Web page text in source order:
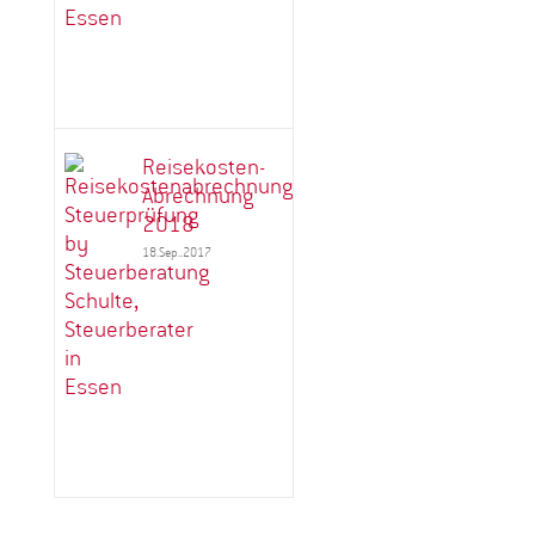
Reisekosten-
Abrechnung
2018
18.Sep..2017